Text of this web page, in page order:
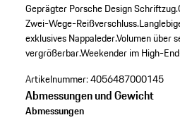
Geprägter Porsche Design Schriftzug.
Zwei-Wege-Reißverschluss.
exklusives Nappaleder.Volumen über
vergrößerbar.Weekender im High-
Artikelnummer:4056487000145
Abmessungen und Gewicht
Abmessungen